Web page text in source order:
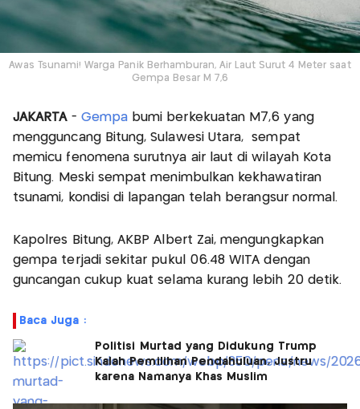
Awas Tsunami! Warga Panik Berhamburan, Air Laut Surut 4 Meter saat
Gempa Besar M 7,6
JAKARTA - Gempabumi berkekuatan M7,6 yang
mengguncang Bitung, Sulawesi Utara, sempat
memicu fenomena surutnya air laut di wilayah Kota
Bitung. Meski sempat menimbulkan kekhawatiran
tsunami, kondisi di lapangan telah berangsur normal.
Kapolres Bitung, AKBP Albert Zai, mengungkapkan
gempa terjadi sekitar pukul 06.48 WITA dengan
guncangan cukup kuat selama kurang lebih 20 detik.
Baca Juga :
Politisi Murtad yang Didukung Trump
Kalah Pemilihan Pendahuluan, Justru
karena Namanya Khas Muslim